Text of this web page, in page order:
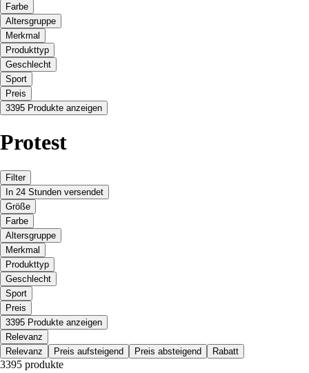
Farbe
Altersgruppe
Merkmal
Produkttyp
Geschlecht
Sport
Preis
3395 Produkte anzeigen
Protest
Filter
In 24 Stunden versendet
Größe
Farbe
Altersgruppe
Merkmal
Produkttyp
Geschlecht
Sport
Preis
3395 Produkte anzeigen
Relevanz
Relevanz
Preis aufsteigend Preis absteigend Rabatt
3395 produkte